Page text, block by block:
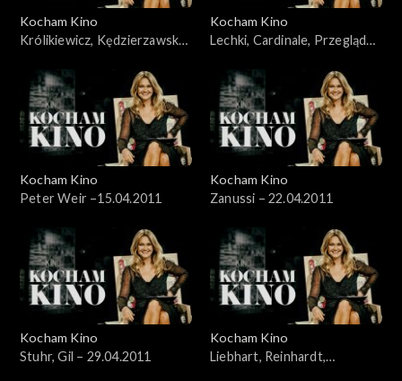
Kocham Kino
Królikiewicz, Kędzierzawska,
Kocham Kino
Lechki, Cardinale, Przegląd
Kocham Kino
Peter Weir –15.04.2011
Kocham Kino
Zanussi – 22.04.2011
Kocham Kino
Stuhr, Gil – 29.04.2011
Kocham Kino
Liebhart, Reinhardt,